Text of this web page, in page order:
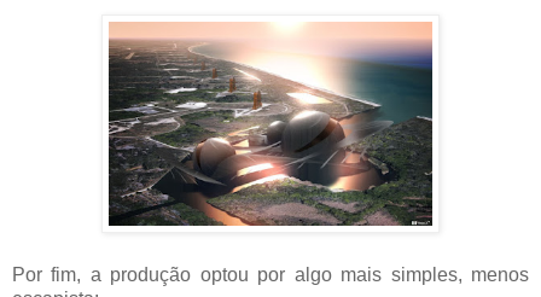
Por fim, a produção optou por algo mais simples, menos